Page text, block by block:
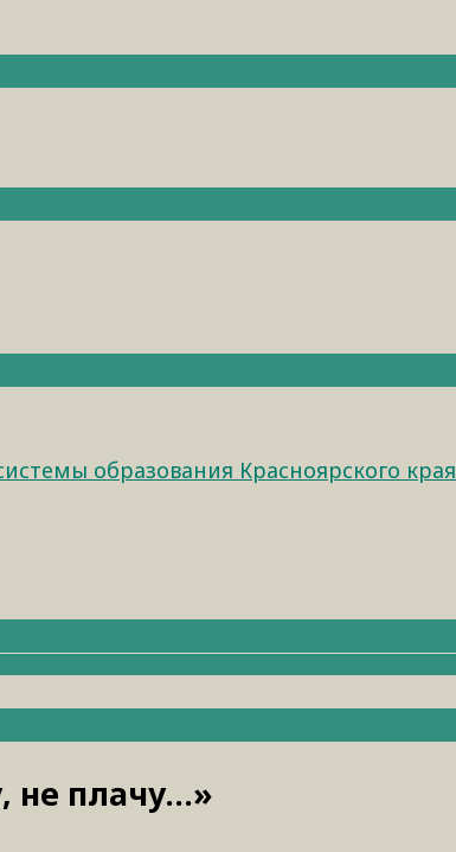
образования Красноярского края
не плачу…»